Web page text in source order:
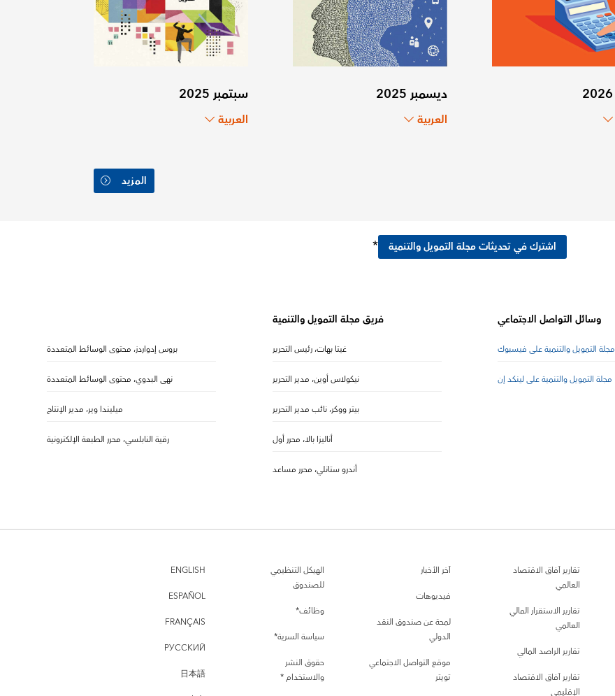
ديسمبر 2025
العربية
سبتمبر 2025
العربية
المزيد
اشترك في تحديثات مجلة التمويل والتنمية *
وسائل التواصل الاجتماعي
مجلة التمويل والتنمية على فيسبوك
مجلة التمويل والتنمية على لينكد إن
فريق مجلة التمويل والتنمية
غيتا بهات، رئيس التحرير
نيكولاس أوين، مدير التحرير
بيتر ووكر، نائب مدير التحرير
أناليزا بالا، محرر أول
أندرو ستانلي، محرر مساعد
بروس إدواردز، محتوى الوسائط المتعددة
نهى البدوي، محتوى الوسائط المتعددة
ميليندا وير، مدير الإنتاج
رقية النابلسي، محرر الطبعة الإلكترونية
تقارير آفاق الاقتصاد
العالمي
تقارير الاستقرار المالي
العالمي
تقارير الراصد المالي
تقارير آفاق الاقتصاد
الإقليمي
آخر الأخبار
فيديوهات
لمحة عن صندوق النقد
الدولي
موقع التواصل الاجتماعي
تويتر
الهيكل التنظيمي
للصندوق
وظائف*
سياسة السرية*
حقوق النشر
والاستخدام *
ENGLISH
ESPAÑOL
FRANÇAIS
РУССКИЙ
日本語